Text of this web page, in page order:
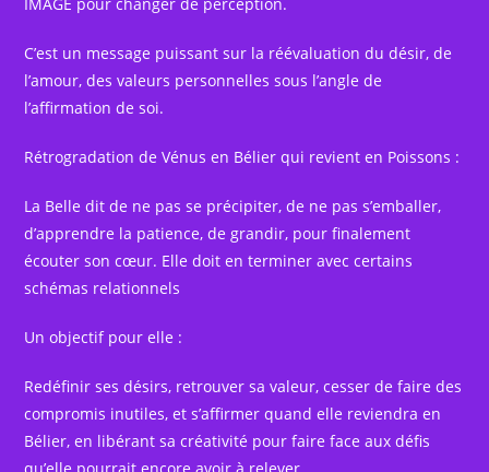
C’est un message puissant sur la réévaluation du désir, de
l’amour, des valeurs personnelles sous l’angle de
l’affirmation de soi.
Rétrogradation de Vénus en Bélier qui revient en Poissons :
La Belle dit de ne pas se précipiter, de ne pas s’emballer,
d’apprendre la patience, de grandir, pour finalement
écouter son cœur. Elle doit en terminer avec certains
schémas relationnels
Un objectif pour elle :
Redéfinir ses désirs, retrouver sa valeur, cesser de faire des
compromis inutiles, et s’affirmer quand elle reviendra en
Bélier, en libérant sa créativité pour faire face aux défis